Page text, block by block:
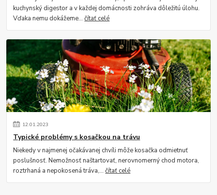
kuchynský digestor a v každej domácnosti zohráva dôležitú úlohu.
Vďaka nemu dokážeme...čítať celé
12.01.2023
Typické problémy s kosačkou na trávu
Niekedy v najmenej očakávanej chvíli môže kosačka odmietnuť
poslušnosť. Nemožnosť naštartovať, nerovnomerný chod motora,
roztrhaná a nepokosená tráva,...čítať celé